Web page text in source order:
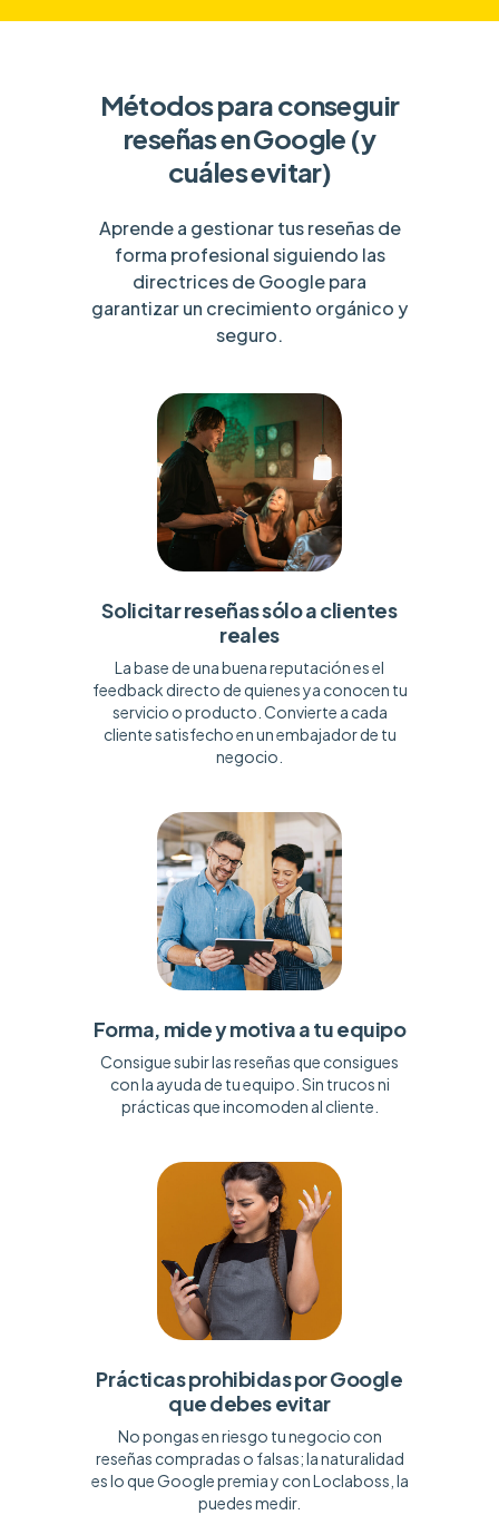
Métodos para conseguir
reseñas en Google (y
cuáles evitar)
Aprende a gestionar tus reseñas de
forma profesional siguiendo las
directrices de Google para
garantizar un crecimiento orgánico y
seguro.
Solicitar reseñas sólo a clientes
reales
La base de una buena reputación es el
feedback directo de quienes ya conocen tu
servicio o producto. Convierte a cada
cliente satisfecho en un embajador de tu
negocio.
Forma, mide y motiva a tu equipo
Consigue subir las reseñas que consigues
con la ayuda de tu equipo. Sin trucos ni
prácticas que incomoden al cliente.
Prácticas prohibidas por Google
que debes evitar
No pongas en riesgo tu negocio con
reseñas compradas o falsas; la naturalidad
es lo que Google premia y con Loclaboss, la
puedes medir.